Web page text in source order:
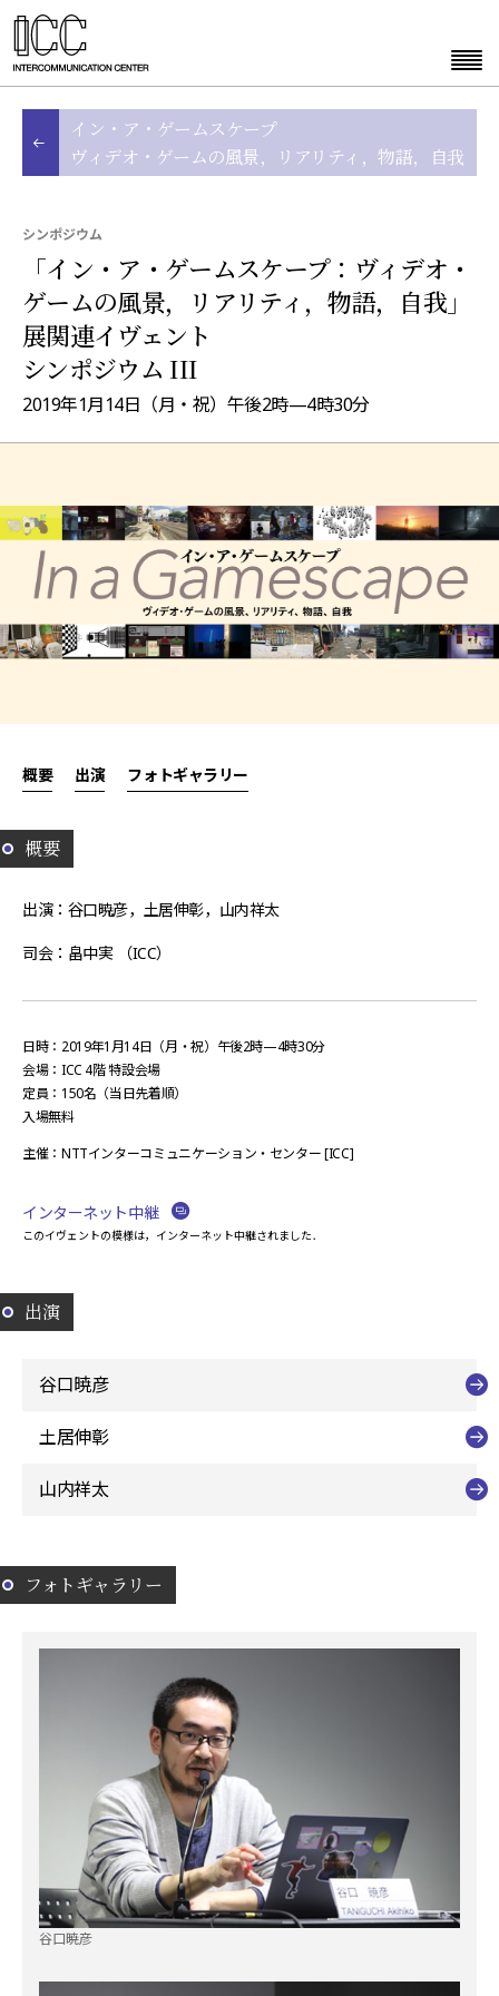
イン・ア・ゲームスケープ
ヴィデオ・ゲームの風景，リアリティ，物語，自我
シンポジウム
「イン・ア・ゲームスケープ：ヴィデオ・
ゲームの風景，リアリティ，物語，自我」
展関連イヴェント
シンポジウム III
2019年1月14日（月・祝）午後2時—4時30分
概要 出演 フォトギャラリー
概要
出演：谷口暁彦，土居伸彰，山内祥太
司会：畠中実 （ICC）
日時：2019年1月14日（月・祝）午後2時—4時30分
会場：ICC 4階 特設会場
定員：150名（当日先着順）
入場無料
主催：NTTインターコミュニケーション・センター [ICC]
インターネット中継
このイヴェントの模様は，インターネット中継されました．
出演
谷口暁彦
土居伸彰
山内祥太
フォトギャラリー
谷口暁彦